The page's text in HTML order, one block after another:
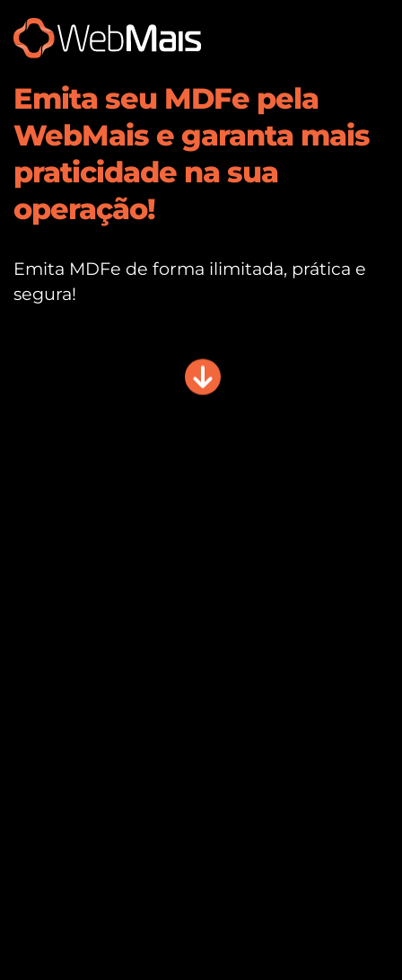
Emita seu MDFe pela
WebMais e garanta mais
praticidade na sua
operação!
Emita MDFe de forma ilimitada, prática e
segura!